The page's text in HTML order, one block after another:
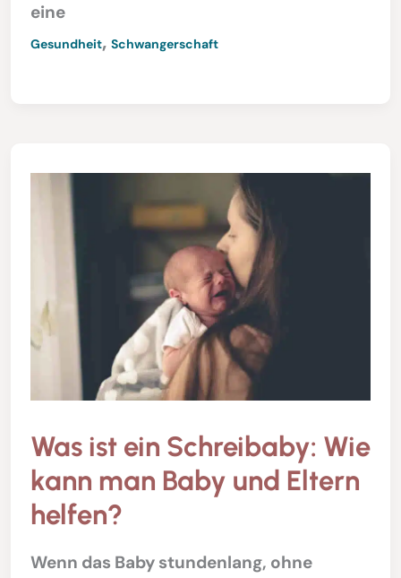
eine
Gesundheit, Schwangerschaft
Was ist ein Schreibaby: Wie
kann man Baby und Eltern
helfen?
Wenn das Baby stundenlang, ohne